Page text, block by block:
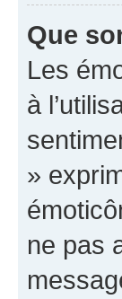
Que
Les
à
»
ne pas